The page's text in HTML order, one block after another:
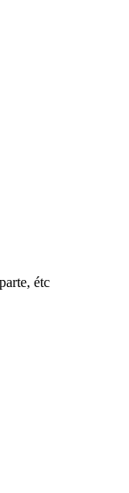
étc